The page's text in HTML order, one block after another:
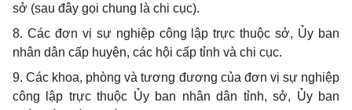
sở (sau đây gọi chung là chi cục).
8. Các đơn vị sự nghiệp công lập trực thuộc sở, Ủy ban
nhân dân cấp huyện, các hội cấp tỉnh và chi cục.
9. Các khoa, phòng và tương đương của đơn vị sự nghiệp
công lập trực thuộc Ủy ban nhân dân tỉnh, sở, Ủy ban